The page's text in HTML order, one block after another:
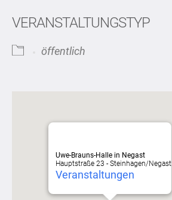
VERANSTALTUNGSTYP
öffentlich
Uwe-Brauns-Halle in Negast
Hauptstraße 23 - Steinhagen/Negast
Veranstaltungen